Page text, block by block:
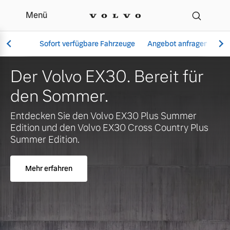
Ihr Volvo Händler in
Menü
Sofort verfügbare Fahrzeuge Angebot anfragen
Vollelektrisch
6 Modelle
Plug-in Hybrid
Geschäftskunden
Unser Team
Der Volvo EX30. Bereit für
den Sommer.
Entdecken Sie den Volvo EX30 Plus Summer
Edition und den Volvo EX30 Cross Country Plus
Summer Edition.
Mehr erfahren